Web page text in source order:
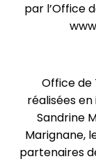
par l’Office
Office de
réalisées
Sandrine
Marignane,
partenaires